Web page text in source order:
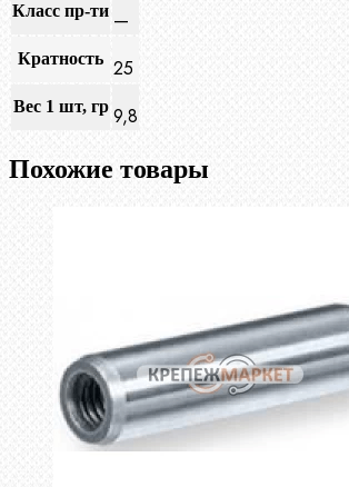
Класс пр-ти —
Кратность 25
Вес 1 шт, гр 9,8
Похожие товары